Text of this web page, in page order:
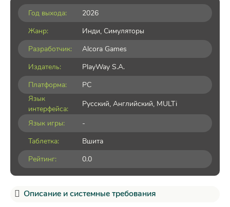
Год выхода:
2026
Жанр:
Инди, Симуляторы
Разработчик:
Alcora Games
Издатель:
PlayWay S.A.
Платформа:
PC
Язык
интерфейса:
Русский, Английский, MULTi
Язык игры:
-
Таблетка:
Вшита
Рейтинг:
0.0
Описание и системные требования